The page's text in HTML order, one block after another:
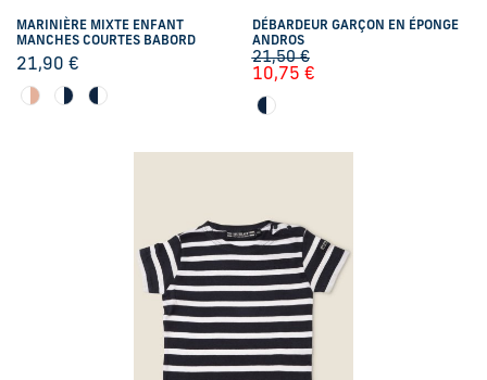
MARINIÈRE MIXTE ENFANT
MANCHES COURTES BABORD
21,90 €
DÉBARDEUR GARÇON EN ÉPONGE
ANDROS
21,50€
10,75 €